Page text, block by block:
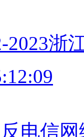
2023浙
电信